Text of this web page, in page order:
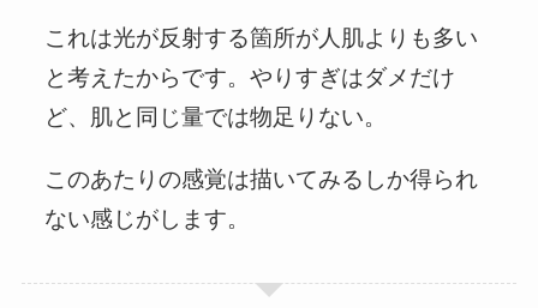
これは光が反射する箇所が人肌よりも多い
と考えたからです。やりすぎはダメだけ
ど、肌と同じ量では物足りない。
このあたりの感覚は描いてみるしか得られ
ない感じがします。